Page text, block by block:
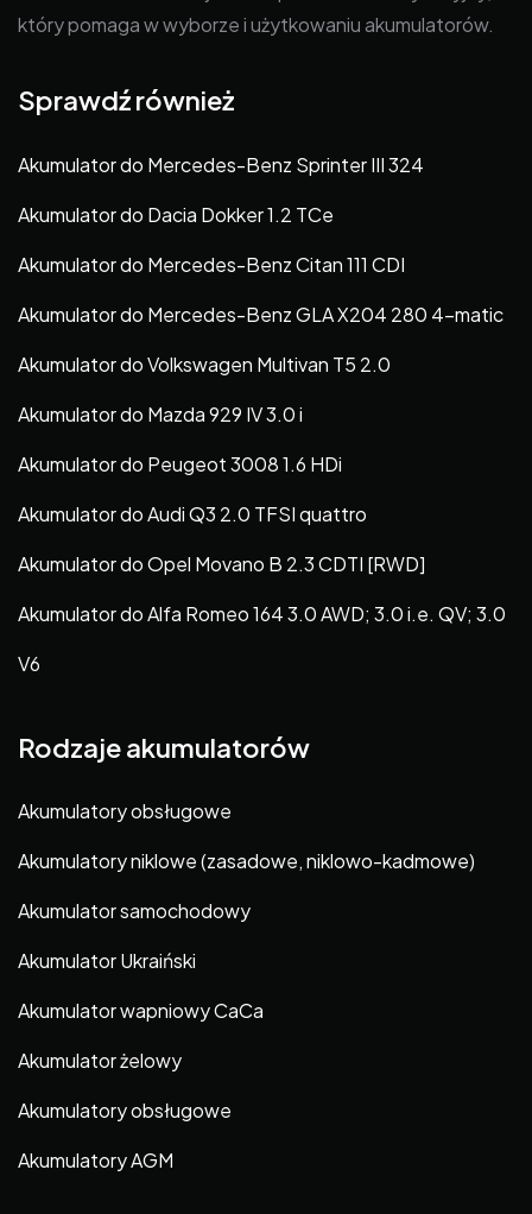
który pomaga w wyborze i użytkowaniu akumulatorów.
Sprawdź również
Akumulator do Mercedes-Benz Sprinter III 324
Akumulator do Dacia Dokker 1.2 TCe
Akumulator do Mercedes-Benz Citan 111 CDI
Akumulator do Mercedes-Benz GLA X204 280 4-matic
Akumulator do Volkswagen Multivan T5 2.0
Akumulator do Mazda 929 IV 3.0 i
Akumulator do Peugeot 3008 1.6 HDi
Akumulator do Audi Q3 2.0 TFSI quattro
Akumulator do Opel Movano B 2.3 CDTI [RWD]
Akumulator do Alfa Romeo 164 3.0 AWD; 3.0 i.e. QV; 3.0
V6
Rodzaje akumulatorów
Akumulatory obsługowe
Akumulatory niklowe (zasadowe, niklowo-kadmowe)
Akumulator samochodowy
Akumulator Ukraiński
Akumulator wapniowy CaCa
Akumulator żelowy
Akumulatory obsługowe
Akumulatory AGM